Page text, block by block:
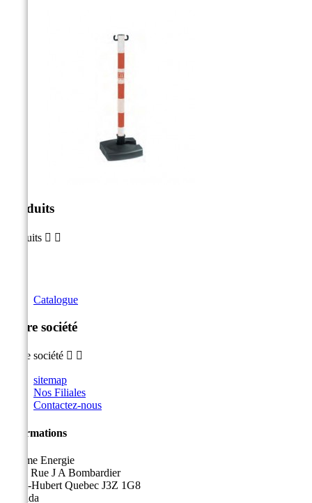
Produits
Produits  
Catalogue
Notre société
Notre société  
sitemap
Nos Filiales
Contactez-nous
Informations
Sicame Energie
5400 Rue J A Bombardier
Saint-Hubert Quebec J3Z 1G8
Canada